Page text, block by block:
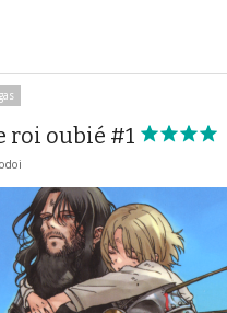
roi oubié #1